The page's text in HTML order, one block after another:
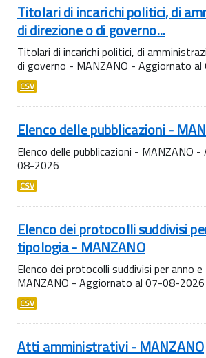
Titolari di incarichi politici, di
di direzione o di governo...
Titolari di incarichi politici, di
di governo - MANZANO - Aggiornato
CSV
Elenco delle pubblicazioni -
Elenco delle pubblicazioni - MANZANO
08-2026
CSV
Elenco dei protocolli suddivisi
tipologia - MANZANO
Elenco dei protocolli suddivisi per anno
MANZANO - Aggiornato al 07-08-2026
CSV
Atti amministrativi - MANZANO